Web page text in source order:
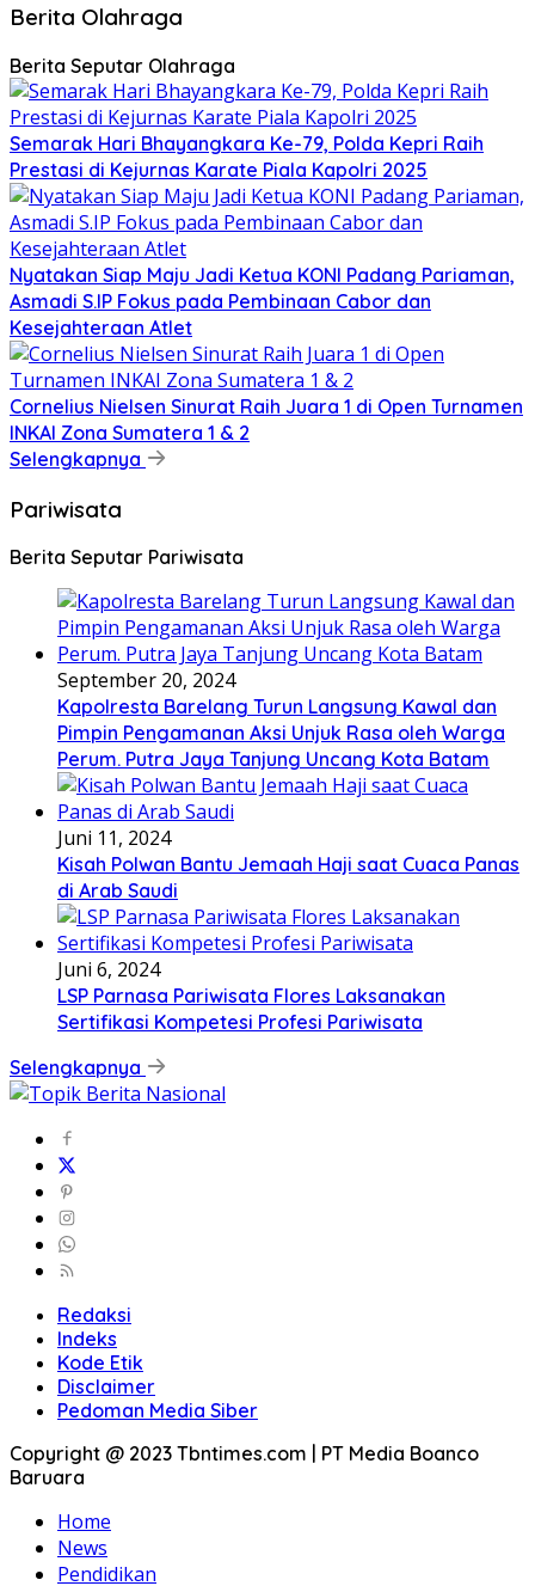
Berita Olahraga
Berita Seputar Olahraga
Semarak Hari Bhayangkara Ke-79, Polda Kepri Raih
Prestasi di Kejurnas Karate Piala Kapolri 2025
Nyatakan Siap Maju Jadi Ketua KONI Padang Pariaman,
Asmadi S.IP Fokus pada Pembinaan Cabor dan
Kesejahteraan Atlet
Cornelius Nielsen Sinurat Raih Juara 1 di Open Turnamen
INKAI Zona Sumatera 1 & 2
Selengkapnya
Pariwisata
Berita Seputar Pariwisata
September 20, 2024
Kapolresta Barelang Turun Langsung Kawal dan
Pimpin Pengamanan Aksi Unjuk Rasa oleh Warga
Perum. Putra Jaya Tanjung Uncang Kota Batam
Juni 11, 2024
Kisah Polwan Bantu Jemaah Haji saat Cuaca Panas
di Arab Saudi
Juni 6, 2024
LSP Parnasa Pariwisata Flores Laksanakan
Sertifikasi Kompetesi Profesi Pariwisata
Selengkapnya
Redaksi
Indeks
Kode Etik
Disclaimer
Pedoman Media Siber
Copyright @ 2023 Tbntimes.com | PT Media Boanco
Baruara
Home
News
Pendidikan